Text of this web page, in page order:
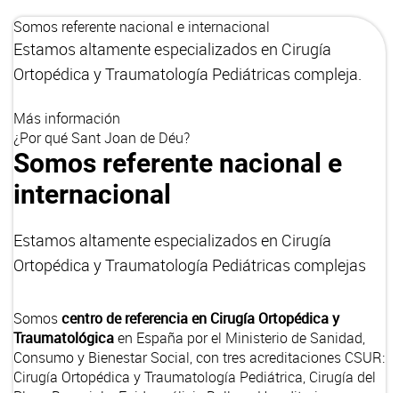
Somos referente nacional e internacional
Estamos altamente especializados en Cirugía
Ortopédica y Traumatología Pediátricas compleja.
Más información
¿Por qué Sant Joan de Déu?
Somos referente nacional e
internacional
Estamos altamente especializados en Cirugía
Ortopédica y Traumatología Pediátricas complejas
Somoscentro de referencia en Cirugía Ortopédica y
Traumatológicaen España por el Ministerio de Sanidad,
Consumo y Bienestar Social, con tres acreditaciones CSUR:
Cirugía Ortopédica y Traumatología Pediátrica, Cirugía del